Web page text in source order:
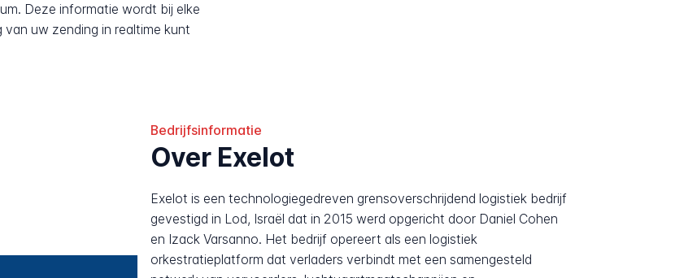
Deze informatie wordt bij elke
uw zending in realtime kunt
Bedrijfsinformatie
Over Exelot
Exelot is een technologiegedreven grensoverschrijdend logistiek bedrijf
gevestigd in Lod, Israël dat in 2015 werd opgericht door Daniel Cohen
en Izack Varsanno. Het bedrijf opereert als een logistiek
orkestratieplatform dat verladers verbindt met een samengesteld